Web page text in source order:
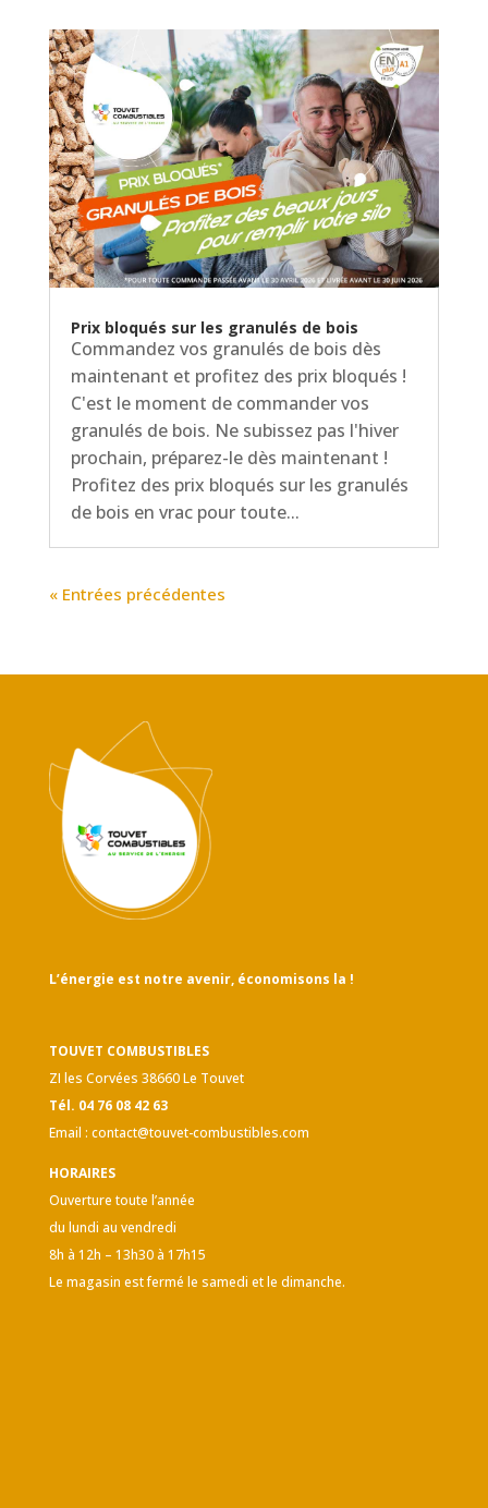
Prix bloqués sur les granulés de bois
Commandez vos granulés de bois dès
maintenant et profitez des prix bloqués !
C'est le moment de commander vos
granulés de bois. Ne subissez pas l'hiver
prochain, préparez-le dès maintenant !
Profitez des prix bloqués sur les granulés
de bois en vrac pour toute...
« Entrées précédentes
L’énergie est notre avenir, économisons la !
TOUVET COMBUSTIBLES
ZI les Corvées 38660 Le Touvet
Tél. 04 76 08 42 63
Email : contact@touvet-combustibles.com
HORAIRES
Ouverture toute l’année
du lundi au vendredi
8h à 12h – 13h30 à 17h15
Le magasin est fermé le samedi et le dimanche.